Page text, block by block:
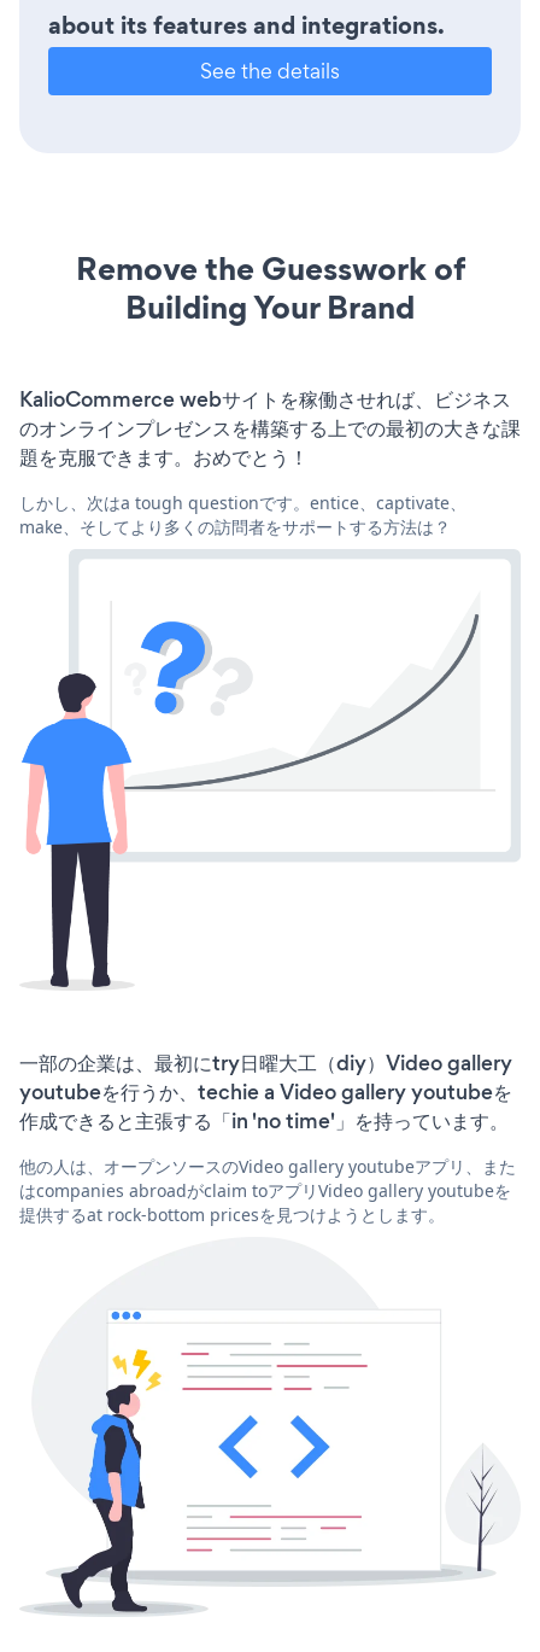
about its features and integrations.
See the details
Remove the Guesswork of
Building Your Brand
KalioCommerce webサイトを稼働させれば、ビジネス
のオンラインプレゼンスを構築する上での最初の大きな課
題を克服できます。おめでとう！
しかし、次はa tough questionです。entice、captivate、
make、そしてより多くの訪問者をサポートする方法は？
一部の企業は、最初にtry日曜大工（diy）Video gallery
youtubeを行うか、techie a Video gallery youtubeを
作成できると主張する「in 'no time'」を持っています。
他の人は、オープンソースのVideo gallery youtubeアプリ、また
はcompanies abroadがclaim toアプリVideo gallery youtubeを
提供するat rock-bottom pricesを見つけようとします。